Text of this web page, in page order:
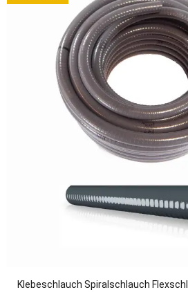
Klebeschlauch Spiralschlauch